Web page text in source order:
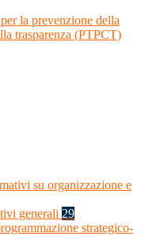
la prevenzione della
trasparenza (PTPCT)
su organizzazione e
generali 29
strategico-